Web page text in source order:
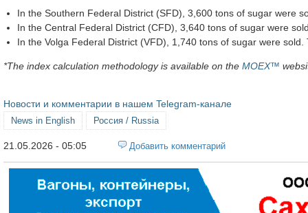
In the Southern Federal District (SFD), 3,600 tons of sugar were
In the Central Federal District (CFD), 3,640 tons of sugar were
In the Volga Federal District (VFD), 1,740 tons of sugar were
*The index calculation methodology is available on the MOEX™
Новости и комментарии в нашем Telegram-канале
News in English Россия / Russia
21.05.2026 - 05:05 Добавить комментарий